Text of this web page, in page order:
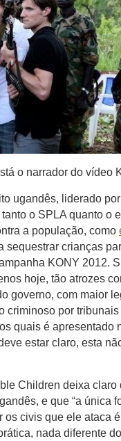
o narrador do vídeo
ugandês, liderado
o SPLA quanto o
a população, como
sequestrar crianças
KONY 2012.
hoje, tão atrozes
governo, com maior
criminoso por
quais é apresentado
estar claro, esta
Children deixa claro
e que “a única
os civis que ele ataca
nada diferente